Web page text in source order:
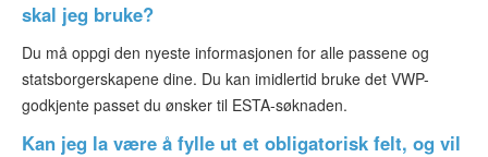
skal jeg bruke?
Du må oppgi den nyeste informasjonen for alle passene og
statsborgerskapene dine. Du kan imidlertid bruke det VWP-
godkjente passet du ønsker til ESTA-søknaden.
Kan jeg la være å fylle ut et obligatorisk felt, og vil